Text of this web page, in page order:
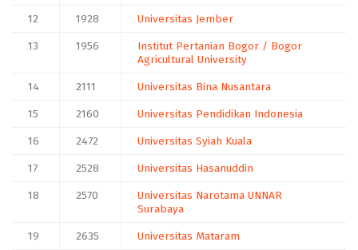
12 1928
Universitas Jember
13
1956
Institut Pertanian Bogor / Bogor
Agricultural University
14
2111
Universitas Bina Nusantara
15
2160
Universitas Pendidikan Indonesia
16
2472
Universitas Syiah Kuala
17
2528
Universitas Hasanuddin
18
2570
Universitas Narotama UNNAR
Surabaya
19
2635
Universitas Mataram